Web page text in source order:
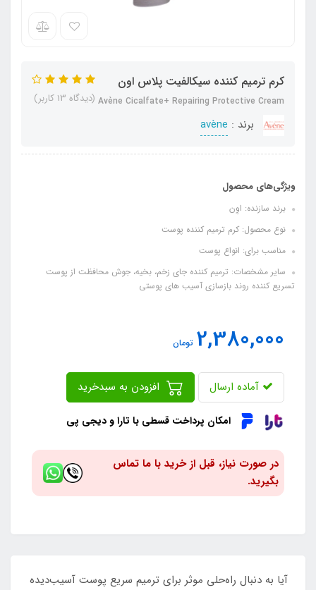
کرم ترمیم کننده سیکالفیت پلاس اون
Avène Cicalfate+ Repairing Protective Cream
برند : avène
(دیدگاه 13 کاربر)
ویژگی‌های محصول
برند سازنده: اوِن
نوع محصول: کرم ترمیم کننده پوست
مناسب برای: انواع پوست
سایر مشخصات: ترمیم کننده جای زخم، بخیه، جوش محافظت از پوست
تسریع کننده روند بازسازی آسیب های پوستی
2,380,000 تومان
آماده ارسال
امکان پرداخت قسطی با تارا و دیجی پی
در صورت نیاز، قبل از خرید با ما تماس
بگیرید.
آیا به دنبال راه‌حلی موثر برای ترمیم سریع پوست آسیب‌دیده